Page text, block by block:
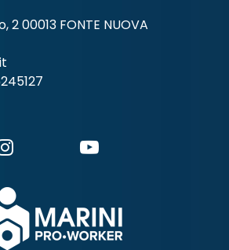
2 00013 FONTE NUOVA